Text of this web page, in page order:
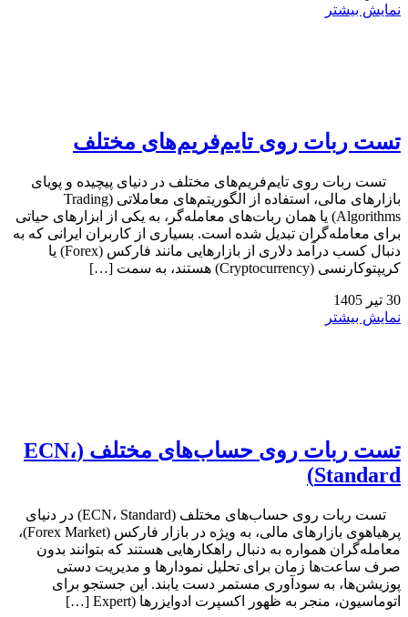
نمایش بیشتر
تست ربات روی تایم‌فریم‌های مختلف
تست ربات روی تایم‌فریم‌های مختلف در دنیای پیچیده و پویای
بازارهای مالی، استفاده از الگوریتم‌های معاملاتی (Trading
Algorithms) یا همان ربات‌های معامله‌گر، به یکی از ابزارهای حیاتی
برای معامله‌گران تبدیل شده است. بسیاری از کاربران ایرانی که به
دنبال کسب درآمد دلاری از بازارهایی مانند فارکس (Forex) یا
کریپتوکارنسی (Cryptocurrency) هستند، به سمت […]
30 تیر 1405
نمایش بیشتر
تست ربات روی حساب‌های مختلف (ECN،
Standard)
تست ربات روی حساب‌های مختلف (ECN، Standard) در دنیای
پرهیاهوی بازارهای مالی، به ویژه در بازار فارکس (Forex Market)،
معامله‌گران همواره به دنبال راهکارهایی هستند که بتوانند بدون
صرف ساعت‌ها زمان برای تحلیل نمودارها و مدیریت دستی
پوزیشن‌ها، به سودآوری مستمر دست یابند. این جستجو برای
اتوماسیون، منجر به ظهور اکسپرت ادوایزرها (Expert […]